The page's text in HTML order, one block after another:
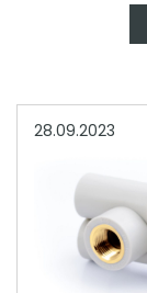
28.09.2023